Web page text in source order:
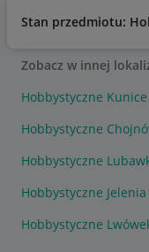
Stan przedmiotu:
Zobacz w innej
Hobbystyczne Kunice
Hobbystyczne
Hobbystyczne
Hobbystyczne Jelenia
Hobbystyczne